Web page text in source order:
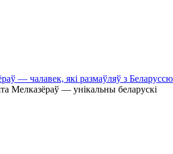
— чалавек, які размаўляў з
Мелказёраў — унікальны беларускі